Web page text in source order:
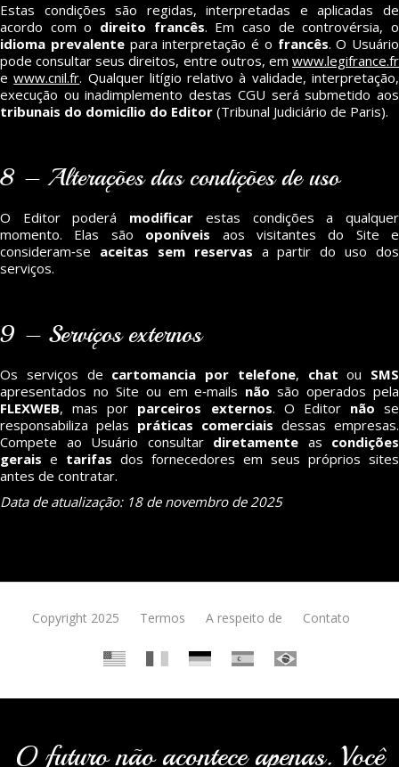
Estas condições são regidas, interpretadas e aplicadas de
acordo com o direito francês. Em caso de controvérsia, o
idioma prevalentepara interpretação é o francês. O Usuário
pode consultar seus direitos, entre outros, em www.legifrance.fr
ewww.cnil.fr. Qualquer litígio relativo à validade, interpretação,
execução ou inadimplemento destas CGU será submetido aos
tribunais do domicílio do Editor (Tribunal Judiciário de Paris).
8 – Alterações das condições de uso
O Editor poderá modificar estas condições a qualquer
momento. Elas são oponíveis aos visitantes do Site e
consideram‑se aceitas sem reservas a partir do uso dos
serviços.
9 – Serviços externos
Os serviços de cartomancia por telefone, chat ou SMS
apresentados no Site ou em e‑mails não são operados pela
FLEXWEB, mas por parceiros externos. O Editor não se
responsabiliza pelas práticas comerciais dessas empresas.
Compete ao Usuário consultar diretamente as condições
gerais e tarifas dos fornecedores em seus próprios sites
antes de contratar.
Data de atualização: 18 de novembro de 2025
Copyright 2025 Termos A respeito de Contato
O futuro não acontece apenas. Você